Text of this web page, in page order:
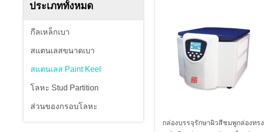
ประเภททั้งหมด
กีลเหล็กเบา
สแตนเลสขนาดเบา
สแตนเลส Paint Keel
โลหะ Stud Partition
ส่วนของกรอบโลหะ
กล่องบรรจุรักษาผิวสีชมพูกล่องทรง